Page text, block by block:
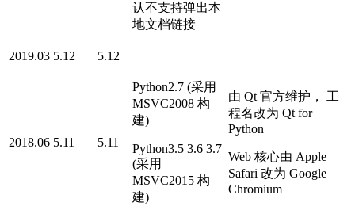
认不支持弹出本
地文档链接
2019.03 5.12 5.12
2018.06 5.11 5.11
Python2.7 (采用
MSVC2008 构
建)
Python3.5 3.6 3.7
(采用
MSVC2015 构
建)
由 Qt 官方维护， 工
程名改为 Qt for
Python
Web 核心由 Apple
Safari 改为 Google
Chromium